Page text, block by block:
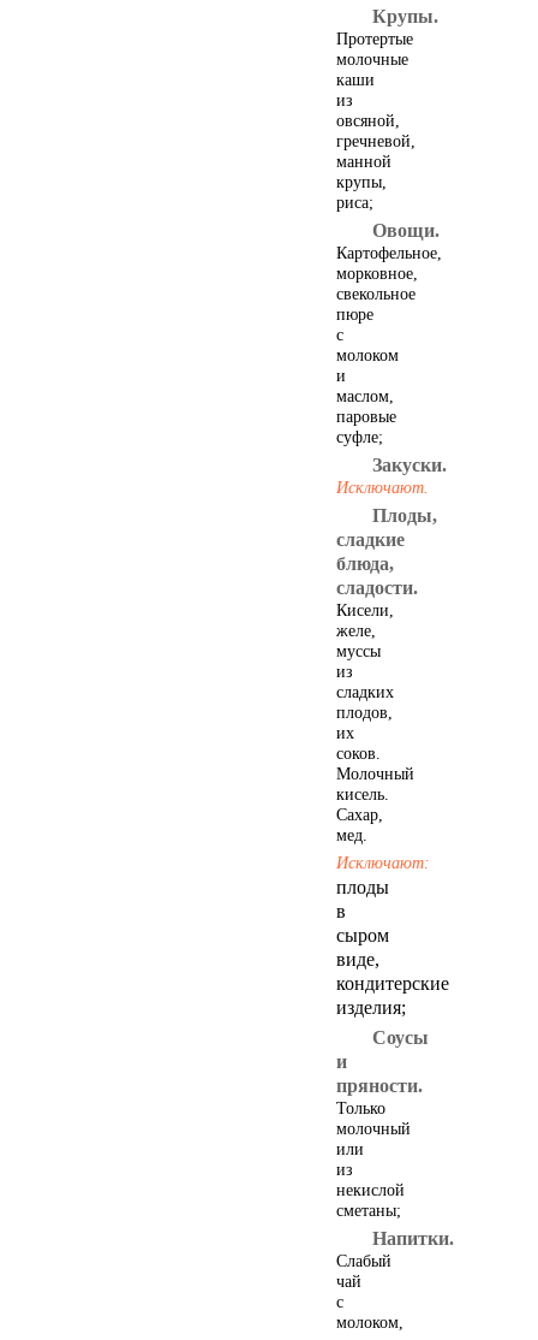
Крупы.
Протертые
молочные
каши
из
овсяной,
гречневой,
манной
крупы,
риса;
Овощи.
Картофельное,
морковное,
свекольное
пюре
с
молоком
и
маслом,
паровые
суфле;
Закуски.
Исключают.
Плоды,
сладкие
блюда,
сладости.
Кисели,
желе,
муссы
из
сладких
плодов,
их
соков.
Молочный
кисель.
Сахар,
мед.
Исключают:
плоды
в
сыром
виде,
кондитерские
изделия;
Соусы
и
пряности.
Только
молочный
или
из
некислой
сметаны;
Напитки.
Слабый
чай
с
молоком,
Блюда из крупы
бобовых и макарон
Блюда из овощей
и фруктов
Паштеты и бутерброды
Кулинария